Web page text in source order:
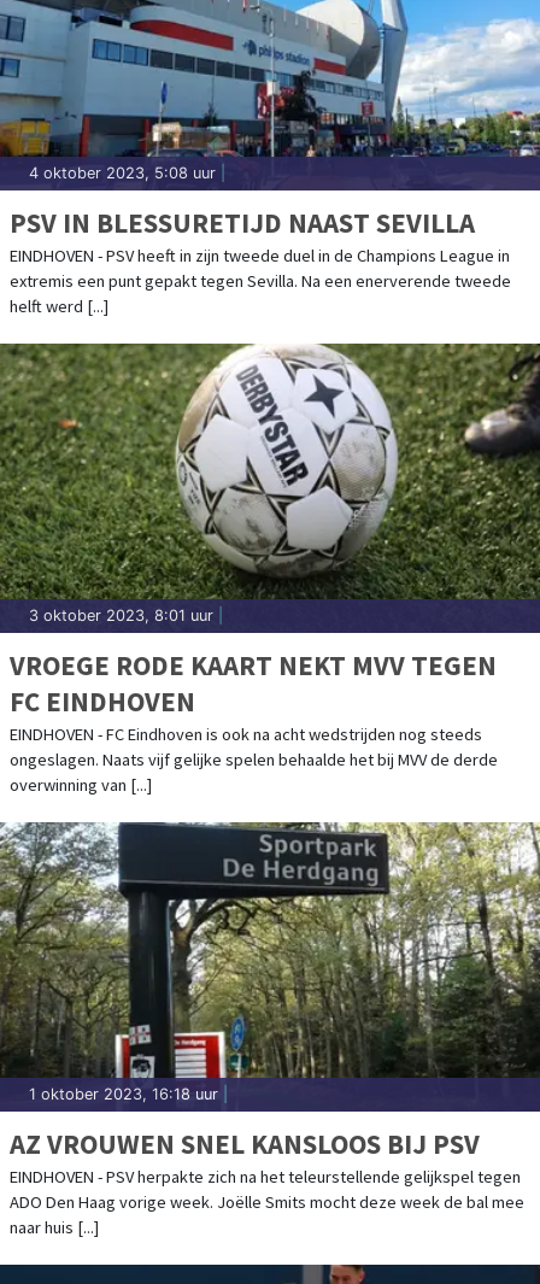
4 oktober 2023, 5:08 uur
PSV IN BLESSURETIJD NAAST SEVILLA
EINDHOVEN - PSV heeft in zijn tweede duel in de Champions League in
extremis een punt gepakt tegen Sevilla. Na een enerverende tweede
helft werd [...]
3 oktober 2023, 8:01 uur
VROEGE RODE KAART NEKT MVV TEGEN
FC EINDHOVEN
EINDHOVEN - FC Eindhoven is ook na acht wedstrijden nog steeds
ongeslagen. Naats vijf gelijke spelen behaalde het bij MVV de derde
overwinning van [...]
1 oktober 2023, 16:18 uur
AZ VROUWEN SNEL KANSLOOS BIJ PSV
EINDHOVEN - PSV herpakte zich na het teleurstellende gelijkspel tegen
ADO Den Haag vorige week. Joëlle Smits mocht deze week de bal mee
naar huis [...]